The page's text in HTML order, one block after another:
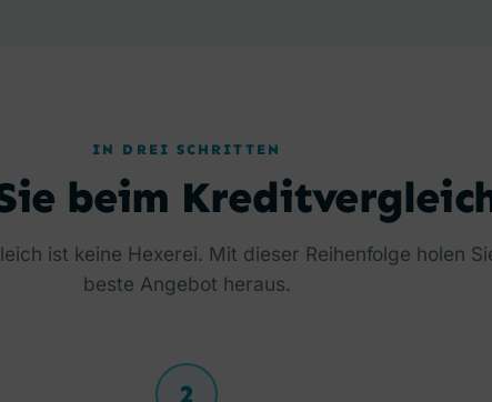
IN DREI SCHRITTEN
beim
ist keine Hexerei. Mit dieser Reihenfolge holen
beste Angebot heraus.
2